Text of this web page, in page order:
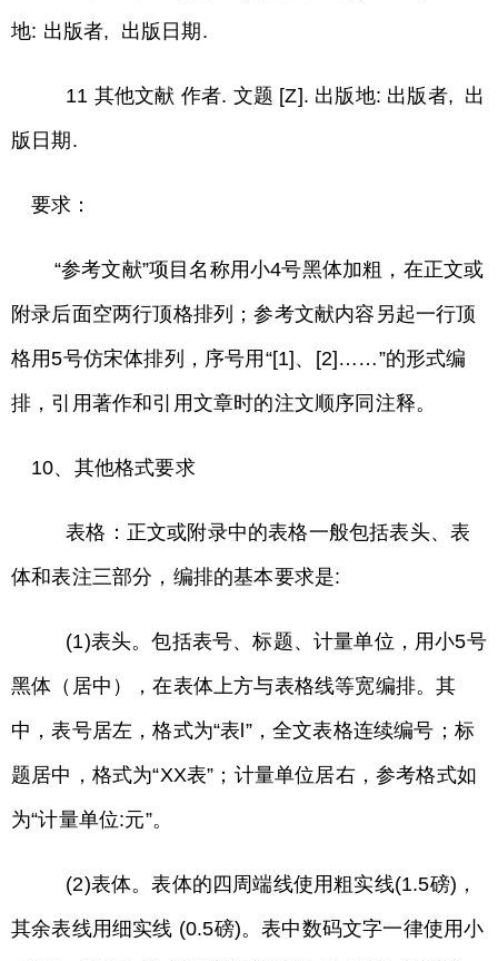
地: 出版者, 出版日期.
11 其他文献 作者. 文题 [Z]. 出版地: 出版者, 出
版日期.
要求：
“参考文献”项目名称用小4号黑体加粗，在正文或
附录后面空两行顶格排列；参考文献内容另起一行顶
格用5号仿宋体排列，序号用“[1]、[2]……”的形式编
排，引用著作和引用文章时的注文顺序同注释。
10、其他格式要求
表格：正文或附录中的表格一般包括表头、表
体和表注三部分，编排的基本要求是:
(1)表头。包括表号、标题、计量单位，用小5号
黑体（居中），在表体上方与表格线等宽编排。其
中，表号居左，格式为“表l”，全文表格连续编号；标
题居中，格式为“XX表”；计量单位居右，参考格式如
为“计量单位:元”。
(2)表体。表体的四周端线使用粗实线(1.5磅)，
其余表线用细实线 (0.5磅)。表中数码文字一律使用小